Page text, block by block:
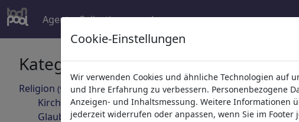
Agent Collections mehr
Kategorien
Religion (9415)
Kirche
Glaube
Ihr
zurück
Cookie-Einstellungen
Wir verwenden Cookies und ähnliche Technologien auf
und Ihre Erfahrung zu verbessern. Personenbezogene
Anzeigen- und Inhaltsmessung. Weitere Informationen
jederzeit widerrufen oder anpassen, wenn Sie im